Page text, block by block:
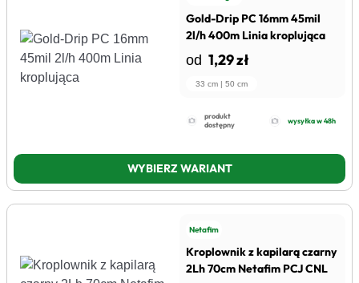
Gold-Drip PC 16mm 45mil
2l/h 400m Linia kroplująca
od 1,29 zł
33 cm | 50 cm
produkt
dostępny
wysyłka w 48h
WYBIERZ WARIANT
Netafim
Kroplownik z kapilarą czarny
2Lh 70cm Netafim PCJ CNL